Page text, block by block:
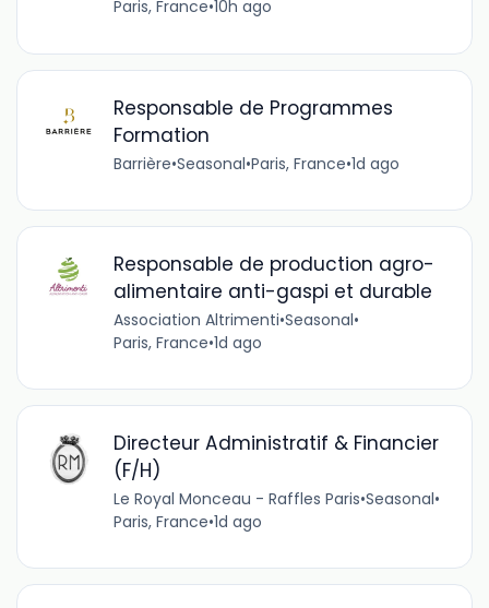
Paris, France•10h ago
Responsable de Programmes
Formation
Barrière•Seasonal•Paris, France•1d ago
Responsable de production agro-
alimentaire anti-gaspi et durable
Association Altrimenti•Seasonal•
Paris, France•1d ago
Directeur Administratif & Financier
(F/H)
Le Royal Monceau - Raffles Paris•Seasonal•
Paris, France•1d ago